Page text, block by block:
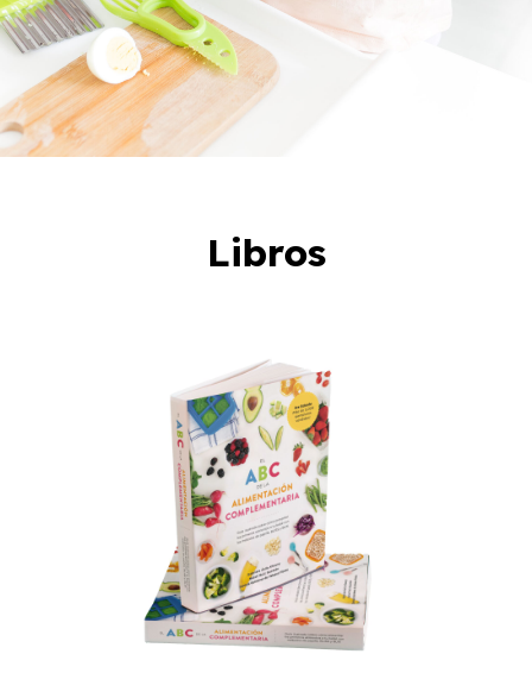
Libros